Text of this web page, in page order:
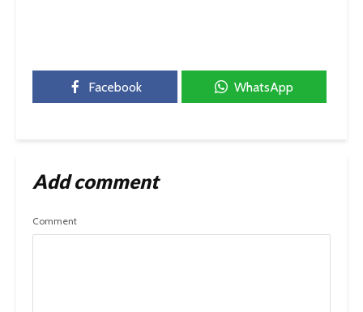
Facebook WhatsApp
Add comment
Comment